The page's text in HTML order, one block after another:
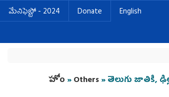
మేనిఫెస్టో - 2024
Donate English
You are here
హోం »Others» తెలుగు జాతికి,